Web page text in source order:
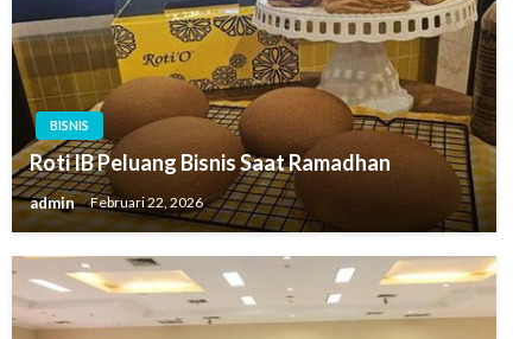
BISNIS
Roti IB Peluang Bisnis Saat Ramadhan
admin Februari 22, 2026